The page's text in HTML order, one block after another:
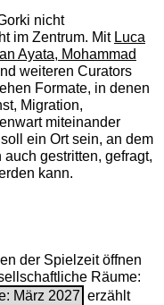
nicht
im Zentrum. Mit Luca
Ayata, Mohammad
weiteren Curators
Formate, in denen
Migration,
miteinander
ein Ort sein, an dem
gestritten, gefragt,
kann.
der Spielzeit öffnen
Räume:
März 2027 erzählt